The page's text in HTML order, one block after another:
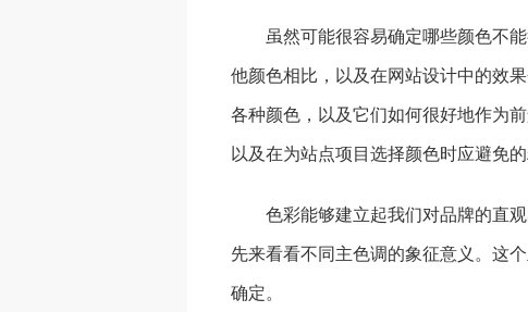
虽然可能很容易确定哪些颜色不
他颜色相比，以及在网站设计中的效
各种颜色，以及它们如何很好地作为
以及在为站点项目选择颜色时应避免的
色彩能够建立起我们对品牌的直
先来看看不同主色调的象征意义。这
确定。